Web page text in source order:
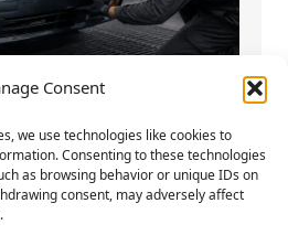
Consent
we use technologies like cookies to
Consenting to these technologies
as browsing behavior or unique IDs on
consent, may adversely affect
lackierte
Zeit und Geld spart